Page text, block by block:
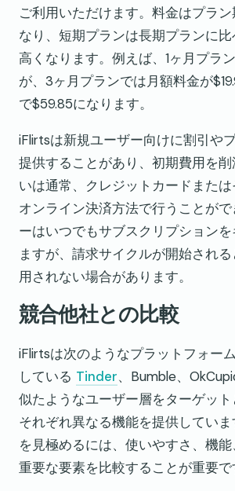
ご利用いただけます。料金はプラ
なり、短期プランは長期プランに
高くなります。例えば、1ヶ月プラ
が、3ヶ月プランでは月額料金が
で$59.85になります。
iFlirtsは新規ユーザー向けに割引や
提供することがあり、初期費用を
いは通常、クレジットカードまた
オンライン決済方法で行うことが
ーはいつでもサブスクリプション
ますが、請求サイクルが開始され
用されない場合があります。
競合他社との比較
iFlirtsは次のようなプラットフォー
している Tinder、Bumble、
似たようなユーザー層をターゲット
それぞれ異なる機能を提供してい
を見極めるには、使いやすさ、機
重要な要素を比較することが重要で